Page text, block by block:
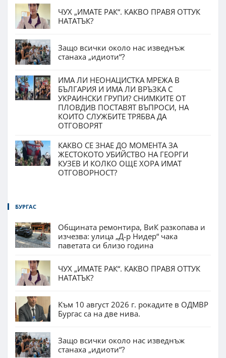
ЧУХ „ИМАТЕ РАК“. КАКВО ПРАВЯ ОТТУК
НАТАТЪК?
Защо всички около нас изведнъж
станаха „идиоти“?
ИМА ЛИ НЕОНАЦИСТКА МРЕЖА В
БЪЛГАРИЯ И ИМА ЛИ ВРЪЗКА С
УКРАИНСКИ ГРУПИ? СНИМКИТЕ ОТ
ПЛОВДИВ ПОСТАВЯТ ВЪПРОСИ, НА
КОИТО СЛУЖБИТЕ ТРЯБВА ДА
ОТГОВОРЯТ
КАКВО СЕ ЗНАЕ ДО МОМЕНТА ЗА
ЖЕСТОКОТО УБИЙСТВО НА ГЕОРГИ
КУЗЕВ И КОЛКО ОЩЕ ХОРА ИМАТ
ОТГОВОРНОСТ?
БУРГАС
Общината ремонтира, ВиК разкопава и
изчезва: улица „Д-р Нидер“ чака
паветата си близо година
ЧУХ „ИМАТЕ РАК“. КАКВО ПРАВЯ ОТТУК
НАТАТЪК?
Към 10 август 2026 г. рокадите в ОДМВР
Бургас са на две нива.
Защо всички около нас изведнъж
станаха „идиоти“?